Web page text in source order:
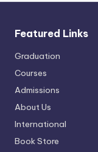
Featured Links
Graduation
Courses
Admissions
About Us
International
Book Store